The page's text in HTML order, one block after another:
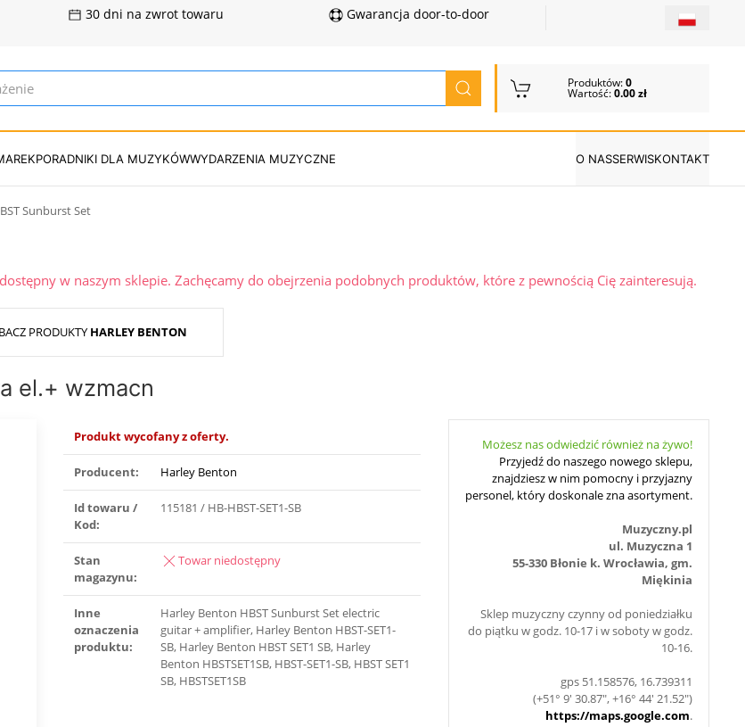
30 dni na zwrot towaru Gwarancja door-to-door
Produktów:0
Wartość:0.00 zł
PORADNIKI DLA MUZYKÓWWYDARZENIA MUZYCZNE O NASSERWISKONTAKT
Sunburst Set
w naszym sklepie. Zachęcamy do obejrzenia podobnych produktów, które z pewnością Cię zainteresują.
PRODUKTY HARLEY BENTON
el.+ wzmacn
Produkt wycofany z oferty.
Producent: Harley Benton
Id towaru /
Kod:
115181 / HB-HBST-SET1-SB
Stan
magazynu:
Towar niedostępny
Inne
oznaczenia
produktu:
Harley Benton HBST Sunburst Set electric
guitar + amplifier, Harley Benton HBST-SET1-
SB, Harley Benton HBST SET1 SB, Harley
Benton HBSTSET1SB, HBST-SET1-SB, HBST SET1
SB, HBSTSET1SB
Możesz nas odwiedzić również na żywo!
Przyjedź do naszego nowego sklepu,
znajdziesz w nim pomocny i przyjazny
personel, który doskonale zna asortyment.
Muzyczny.pl
ul. Muzyczna 1
55-330 Błonie k. Wrocławia, gm.
Miękinia
Sklep muzyczny czynny od poniedziałku
do piątku w godz. 10-17 i w soboty w godz.
10-16.
gps 51.158576, 16.739311
(+51° 9' 30.87", +16° 44' 21.52")
https://maps.google.com.